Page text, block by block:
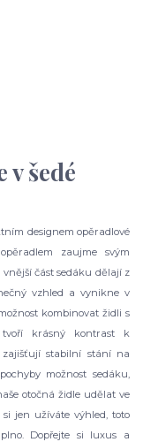
šedé
designem opěradlové
zaujme svým
část sedáku dělají z
vzhled a vynikne v
kombinovat židli s
tvoří krásný kontrast k
stabilní stání na
možnost sedáku,
otočná židle udělat ve
jen užíváte výhled, toto
Dopřejte si luxus a